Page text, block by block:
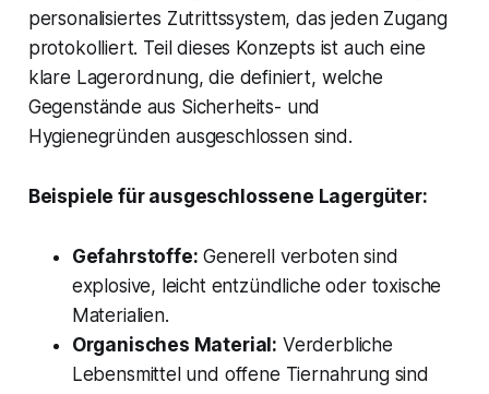
personalisiertes Zutrittssystem, das jeden Zugang
protokolliert. Teil dieses Konzepts ist auch eine
klare Lagerordnung, die definiert, welche
Gegenstände aus Sicherheits- und
Hygienegründen ausgeschlossen sind.
Beispiele für ausgeschlossene Lagergüter:
Gefahrstoffe: Generell verboten sind
explosive, leicht entzündliche oder toxische
Materialien.
Organisches Material: Verderbliche
Lebensmittel und offene Tiernahrung sind